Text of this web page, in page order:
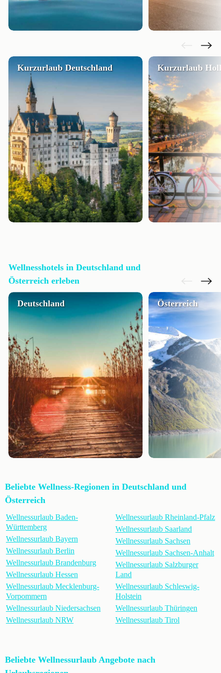
Kurzurlaub Deutschland Kurzurlaub
Wellnesshotels in Deutschland und
Österreich erleben
Deutschland Österreich
Beliebte Wellness-Regionen in Deutschland und
Österreich
Wellnessurlaub Baden-
Württemberg
Wellnessurlaub Bayern
Wellnessurlaub Berlin
Wellnessurlaub Brandenburg
Wellnessurlaub Hessen
Wellnessurlaub Mecklenburg-
Vorpommern
Wellnessurlaub Niedersachsen
Wellnessurlaub NRW
Wellnessurlaub Rheinland-Pfalz
Wellnessurlaub Saarland
Wellnessurlaub Sachsen
Wellnessurlaub Sachsen-Anhalt
Wellnessurlaub Salzburger
Land
Wellnessurlaub Schleswig-
Holstein
Wellnessurlaub Thüringen
Wellnessurlaub Tirol
Beliebte Wellnessurlaub Angebote nach